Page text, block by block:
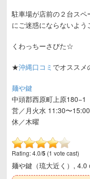
駐車場が店前の２台ス
にご迷惑にならないよう
くわっちーさびた☆
★沖縄口コミ でオススメ
麺や鍵
中頭郡西原町上原180−1
営／月火水 11:30〜
休／木曜
Rating: 4.0/5 (1 vote cast)
麺や鍵（琉大近く） ,4.0